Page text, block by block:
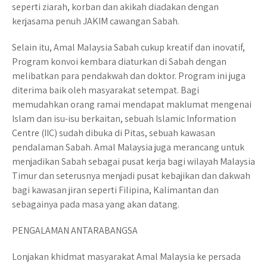
seperti ziarah, korban dan akikah diadakan dengan
kerjasama penuh JAKIM cawangan Sabah.
Selain itu, Amal Malaysia Sabah cukup kreatif dan inovatif,
Program konvoi kembara diaturkan di Sabah dengan
melibatkan para pendakwah dan doktor. Program ini juga
diterima baik oleh masyarakat setempat. Bagi
memudahkan orang ramai mendapat maklumat mengenai
Islam dan isu-isu berkaitan, sebuah Islamic Information
Centre (IIC) sudah dibuka di Pitas, sebuah kawasan
pendalaman Sabah. Amal Malaysia juga merancang untuk
menjadikan Sabah sebagai pusat kerja bagi wilayah Malaysia
Timur dan seterusnya menjadi pusat kebajikan dan dakwah
bagi kawasan jiran seperti Filipina, Kalimantan dan
sebagainya pada masa yang akan datang.
PENGALAMAN ANTARABANGSA
Lonjakan khidmat masyarakat Amal Malaysia ke persada